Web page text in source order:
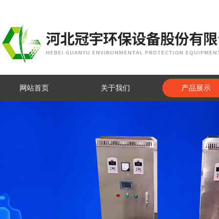
网站首页 关于我们 产品展示